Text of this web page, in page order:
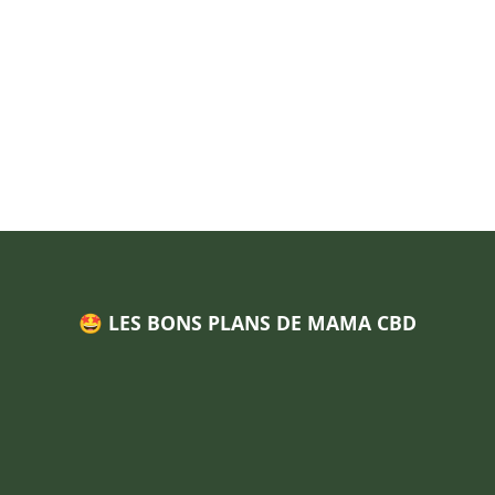
🤩 LES BONS PLANS DE MAMA CBD